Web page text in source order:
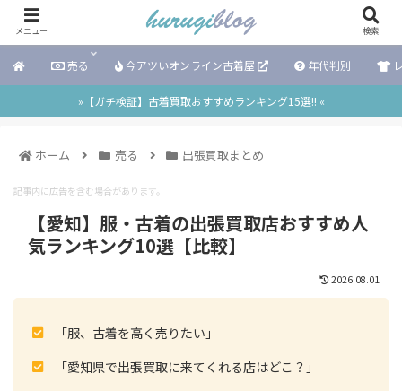
売る 今アツいオンライン古着屋 年代判別
»【ガチ検証】古着買取おすすめランキング15選!! «
ホーム 売る 出張買取まとめ
記事内に広告を含む場合があります。
【愛知】服・古着の出張買取店おすすめ人
気ランキング10選【比較】
2026.08.01
「服、古着を高く売りたい」
「愛知県で出張買取に来てくれる店はどこ？」
メニュー 検索